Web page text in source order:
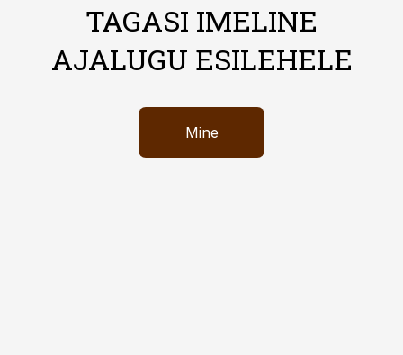
TAGASI IMELINE
AJALUGU ESILEHELE
Mine